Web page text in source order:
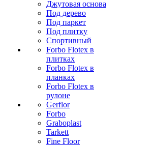
Джутовая основа
Под дерево
Под паркет
Под плитку
Спортивный
Forbo Flotex в
плитках
Forbo Flotex в
планках
Forbo Flotex в
рулоне
Gerflor
Forbo
Graboplast
Tarkett
Fine Floor